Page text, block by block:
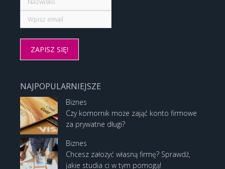
NAJPOPULARNIEJSZE
Biznes
Czy komornik może zająć konto firmowe
za prywatne długi?
Biznes
Chcesz założyć własną firmę? Sprawdź,
jakie studia ci w tym pomogą!